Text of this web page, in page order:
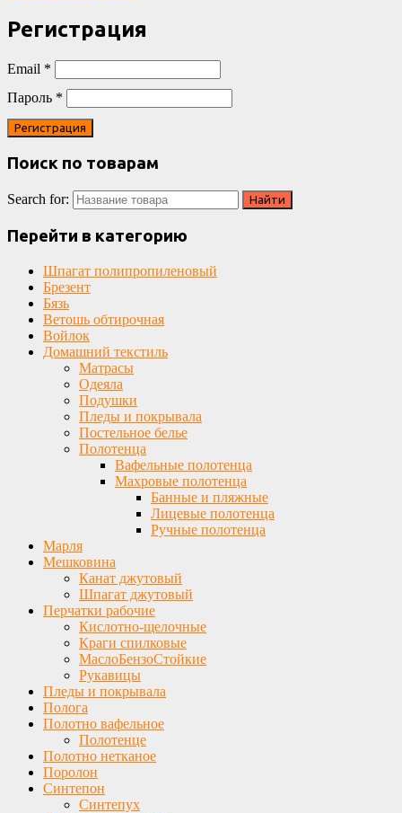
Регистрация
Email *
Пароль *
Поиск по товарам
Search for:
Перейти в категорию
Шпагат полипропиленовый
Брезент
Бязь
Ветошь обтирочная
Войлок
Домашний текстиль
Матрасы
Одеяла
Подушки
Пледы и покрывала
Постельное белье
Полотенца
Вафельные полотенца
Махровые полотенца
Банные и пляжные
Лицевые полотенца
Ручные полотенца
Марля
Мешковина
Канат джутовый
Шпагат джутовый
Перчатки рабочие
Кислотно-щелочные
Краги спилковые
МаслоБензоСтойкие
Рукавицы
Пледы и покрывала
Полога
Полотно вафельное
Полотенце
Полотно нетканое
Поролон
Синтепон
Синтепух